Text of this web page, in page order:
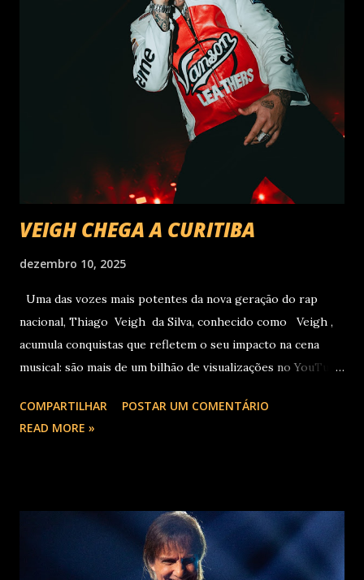
VEIGH CHEGA A CURITIBA
dezembro 10, 2025
Uma das vozes mais potentes da nova geração do rap
nacional, Thiago Veigh da Silva, conhecido como Veigh ,
acumula conquistas que refletem o seu impacto na cena
musical: são mais de um bilhão de visualizações no YouTube,
10 milhões de seguidores nas redes sociais, além de figurar
entre os nomes da prestigiada lista Forbes Under 30 de
milhões de plays em menos de 24 horas após o
lançamento. Com uma estética mais madura, o álbum marca
um novo capítulo na carreira do artista e, agora, ganha os
COMPARTILHAR
POSTAR UM COMENTÁRIO
READ MORE »